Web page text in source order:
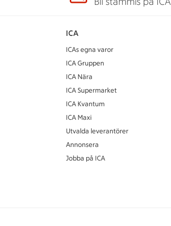
ICA
ICAs egna varor
ICA Gruppen
ICA Nära
ICA Supermarket
ICA Kvantum
ICA Maxi
Utvalda leverantörer
Annonsera
Jobba på ICA